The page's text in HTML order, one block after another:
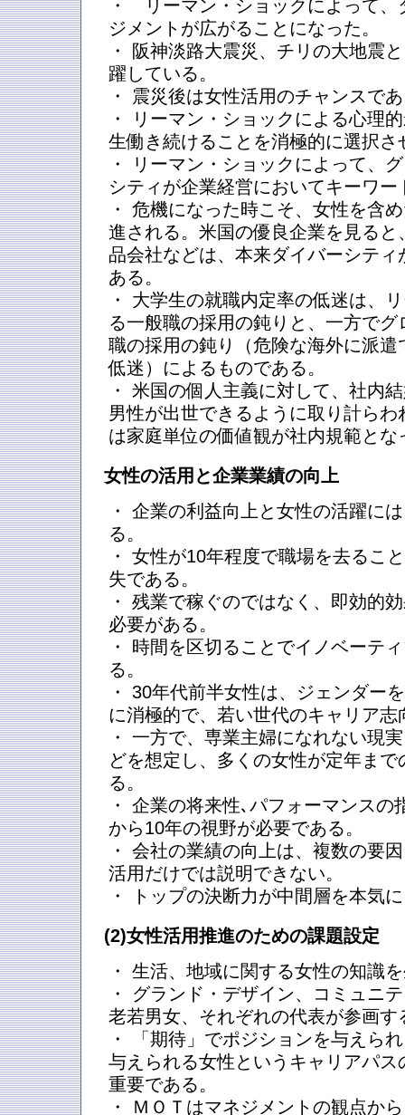
・ リーマン・ショックによって、
ジメントが広がることになった。
・ 阪神淡路大震災、チリの大地震
躍している。
・ 震災後は女性活用のチャンスで
・ リーマン・ショックによる心理
生働き続けることを消極的に選択さ
・ リーマン・ショックによって、
シティが企業経営においてキーワー
・ 危機になった時こそ、女性を含
進される。米国の優良企業を見る
品会社などは、本来ダイバーシテ
ある。
・ 大学生の就職内定率の低迷は、
る一般職の採用の鈍りと、一方で
職の採用の鈍り（危険な海外に派
低迷）によるものである。
・ 米国の個人主義に対して、社内
男性が出世できるように取り計ら
は家庭単位の価値観が社内規範とな
女性の活用と企業業績の向上
・ 企業の利益向上と女性の活躍に
る。
・ 女性が10年程度で職場を去るこ
失である。
・ 残業で稼ぐのではなく、即効的
必要がある。
・ 時間を区切ることでイノベーテ
る。
・ 30年代前半女性は、ジェンダー
に消極的で、若い世代のキャリア
・ 一方で、専業主婦になれない現
どを想定し、多くの女性が定年ま
る。
・ 企業の将来性､パフォーマンスの
から10年の視野が必要である。
・ 会社の業績の向上は、複数の要
活用だけでは説明できない。
・ トップの決断力が中間層を本気
(2)女性活用推進のための課題設定
・ 生活、地域に関する女性の知識
・ グランド・デザイン、コミュニ
老若男女、それぞれの代表が参画す
・ 「期待」でポジションを与えら
与えられる女性というキャリアパ
重要である。
・ ＭＯＴはマネジメントの観点か